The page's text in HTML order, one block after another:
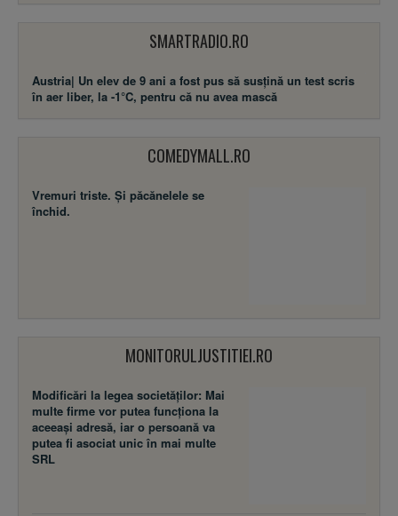
SMARTRADIO.RO
Austria| Un elev de 9 ani a fost pus să susţină un test scris
în aer liber, la -1°C, pentru că nu avea mască
COMEDYMALL.RO
Vremuri triste. Şi păcănelele se
închid.
MONITORULJUSTITIEI.RO
Modificări la legea societăţilor: Mai
multe firme vor putea funcţiona la
aceeaşi adresă, iar o persoană va
putea fi asociat unic în mai multe
SRL